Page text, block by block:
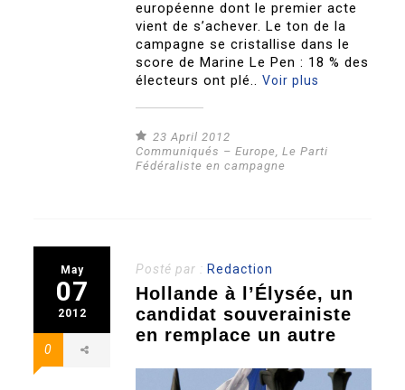
européenne dont le premier acte
vient de s’achever. Le ton de la
campagne se cristallise dans le
score de Marine Le Pen : 18 % des
électeurs ont plé..Voir plus
23 April 2012
Communiqués – Europe,Le Parti
Fédéraliste en campagne
May
07
2012
0
Posté par : Redaction
Hollande à l’Élysée, un
candidat souverainiste
en remplace un autre